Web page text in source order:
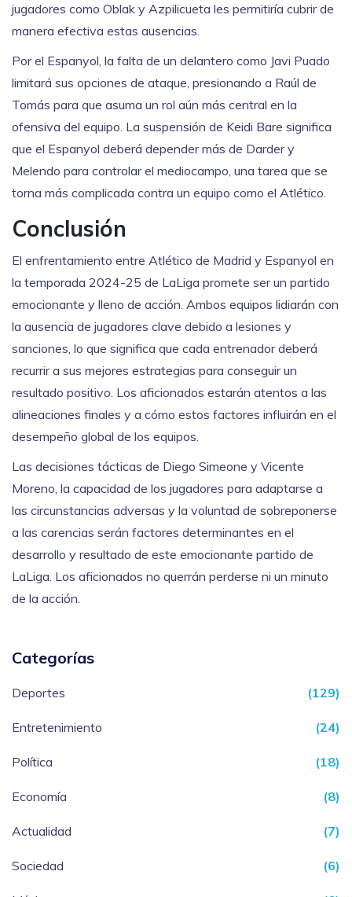
jugadores como Oblak y Azpilicueta les permitiría cubrir de
manera efectiva estas ausencias.
Por el Espanyol, la falta de un delantero como Javi Puado
limitará sus opciones de ataque, presionando a Raúl de
Tomás para que asuma un rol aún más central en la
ofensiva del equipo. La suspensión de Keidi Bare significa
que el Espanyol deberá depender más de Darder y
Melendo para controlar el mediocampo, una tarea que se
torna más complicada contra un equipo como el Atlético.
Conclusión
El enfrentamiento entre Atlético de Madrid y Espanyol en
la temporada 2024-25 de LaLiga promete ser un partido
emocionante y lleno de acción. Ambos equipos lidiarán con
la ausencia de jugadores clave debido a lesiones y
sanciones, lo que significa que cada entrenador deberá
recurrir a sus mejores estrategias para conseguir un
resultado positivo. Los aficionados estarán atentos a las
alineaciones finales y a cómo estos factores influirán en el
desempeño global de los equipos.
Las decisiones tácticas de Diego Simeone y Vicente
Moreno, la capacidad de los jugadores para adaptarse a
las circunstancias adversas y la voluntad de sobreponerse
a las carencias serán factores determinantes en el
desarrollo y resultado de este emocionante partido de
LaLiga. Los aficionados no querrán perderse ni un minuto
de la acción.
Categorías
Deportes (129)
Entretenimiento (24)
Política (18)
Economía (8)
Actualidad (7)
Sociedad (6)